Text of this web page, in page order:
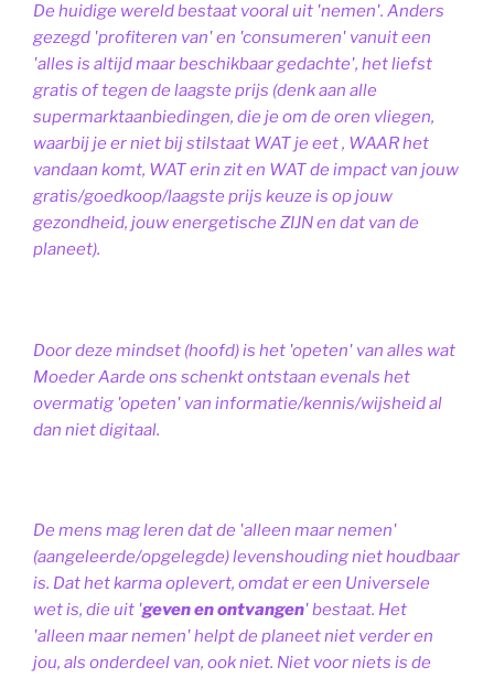
De huidige wereld bestaat vooral uit 'nemen'. Anders
gezegd 'profiteren van' en 'consumeren' vanuit een
'alles is altijd maar beschikbaar gedachte', het liefst
gratis of tegen de laagste prijs (denk aan alle
supermarktaanbiedingen, die je om de oren vliegen,
waarbij je er niet bij stilstaat WAT je eet , WAAR het
vandaan komt, WAT erin zit en WAT de impact van jouw
gratis/goedkoop/laagste prijs keuze is op jouw
gezondheid, jouw energetische ZIJN en dat van de
planeet).
Door deze mindset (hoofd) is het 'opeten' van alles wat
Moeder Aarde ons schenkt ontstaan evenals het
overmatig 'opeten' van informatie/kennis/wijsheid al
dan niet digitaal.
De mens mag leren dat de 'alleen maar nemen'
(aangeleerde/opgelegde) levenshouding niet houdbaar
is. Dat het karma oplevert, omdat er een Universele
wet is, die uit 'geven en ontvangen' bestaat. Het
'alleen maar nemen' helpt de planeet niet verder en
jou, als onderdeel van, ook niet. Niet voor niets is de